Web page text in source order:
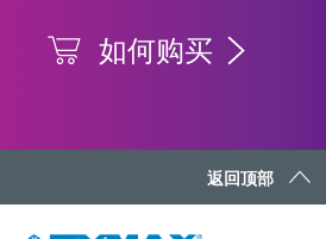
如何购买
返回顶部